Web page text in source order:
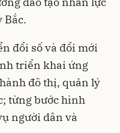
Bắc.
đổi số và đổi mới
triển khai ứng
đô thị, quản lý
từng bước hình
người dân và